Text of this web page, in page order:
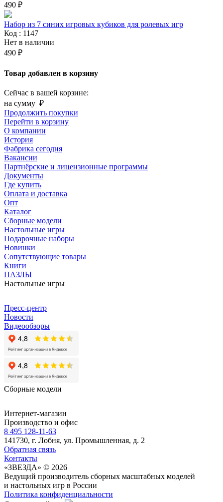
490 ₽
Набор из 7 синих игровых кубиков для ролевых игр
Код : 1147
Нет в наличии
490 ₽
Товар добавлен в корзину
Сейчас в вашей корзине:
на сумму ₽
Продолжить покупки
Перейти в корзину
О компании
История
Фабрика сегодня
Вакансии
Партнёрские и лицензионные программы
Документы
Где купить
Оплата и доставка
Опт
Каталог
Сборные модели
Настольные игры
Подарочные наборы
Новинки
Сопутствующие товары
Книги
ПАЗЛЫ
Настольные игры
Пресс-центр
Новости
Видеообзоры
Сборные модели
Интернет-магазин
Производство и офис
8 495 128-11-63
141730, г. Лобня, ул. Промышленная, д. 2
Обратная связь
Контакты
«ЗВЕЗДА» © 2026
Ведущий производитель сборных масштабных моделей
и настольных игр в России
Политика конфиденциальности